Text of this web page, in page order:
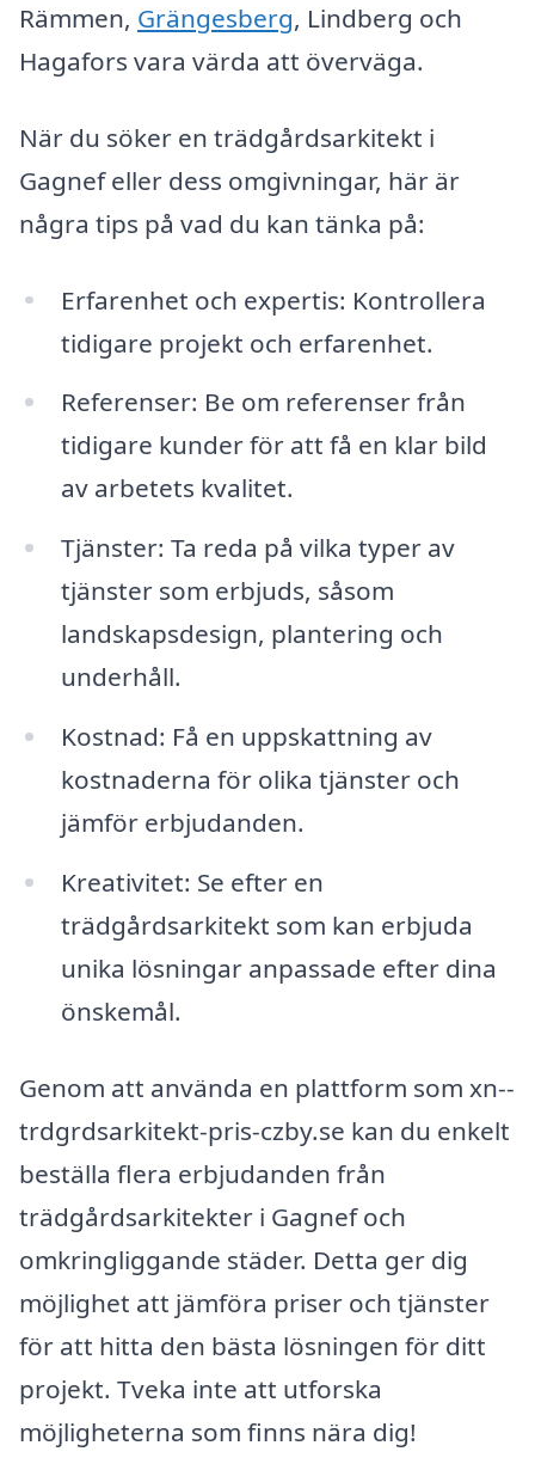
Rämmen, Grängesberg, Lindberg och
Hagafors vara värda att överväga.
När du söker en trädgårdsarkitekt i
Gagnef eller dess omgivningar, här är
några tips på vad du kan tänka på:
Erfarenhet och expertis: Kontrollera
tidigare projekt och erfarenhet.
Referenser: Be om referenser från
tidigare kunder för att få en klar bild
av arbetets kvalitet.
Tjänster: Ta reda på vilka typer av
tjänster som erbjuds, såsom
landskapsdesign, plantering och
underhåll.
Kostnad: Få en uppskattning av
kostnaderna för olika tjänster och
jämför erbjudanden.
Kreativitet: Se efter en
trädgårdsarkitekt som kan erbjuda
unika lösningar anpassade efter dina
önskemål.
Genom att använda en plattform som xn--
trdgrdsarkitekt-pris-czby.se kan du enkelt
beställa flera erbjudanden från
trädgårdsarkitekter i Gagnef och
omkringliggande städer. Detta ger dig
möjlighet att jämföra priser och tjänster
för att hitta den bästa lösningen för ditt
projekt. Tveka inte att utforska
möjligheterna som finns nära dig!